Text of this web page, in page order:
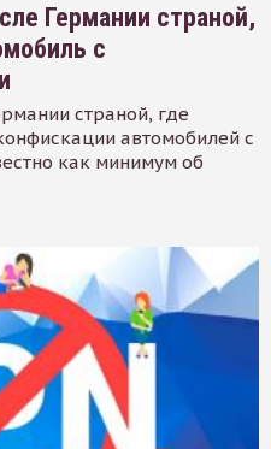
Германии страной,
с
страной, где
автомобилей с
как минимум об